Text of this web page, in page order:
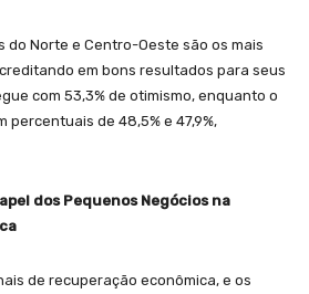
do Norte e Centro-Oeste são os mais
em bons resultados para seus
com 53,3% de otimismo, enquanto o
percentuais de 48,5% e 47,9%,
dos Pequenos Negócios na
de recuperação econômica, e os